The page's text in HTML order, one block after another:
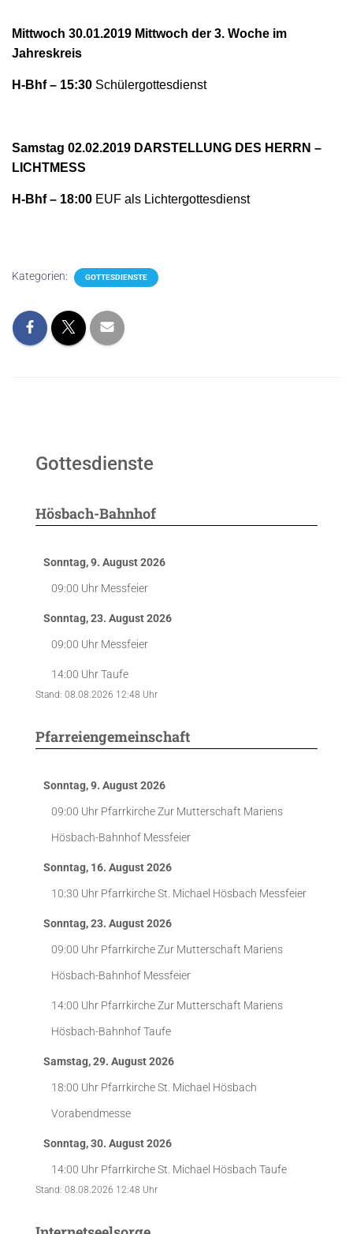
Mittwoch 30.01.2019 Mittwoch der 3. Woche im
Jahreskreis
H-Bhf – 15:30 Schülergottesdienst
Samstag 02.02.2019 DARSTELLUNG DES HERRN –
LICHTMESS
H-Bhf – 18:00 EUF als Lichtergottesdienst
Kategorien: GOTTESDIENSTE
Gottesdienste
Hösbach-Bahnhof
Sonntag, 9. August 2026
09:00 Uhr Messfeier
Sonntag, 23. August 2026
09:00 Uhr Messfeier
14:00 UhrTaufe
Stand: 08.08.2026 12:48 Uhr
Pfarreiengemeinschaft
Sonntag, 9. August 2026
09:00 Uhr Pfarrkirche Zur Mutterschaft Mariens
Hösbach-Bahnhof Messfeier
Sonntag, 16. August 2026
10:30 Uhr Pfarrkirche St. Michael Hösbach Messfeier
Sonntag, 23. August 2026
09:00 Uhr Pfarrkirche Zur Mutterschaft Mariens
Hösbach-Bahnhof Messfeier
14:00 Uhr Pfarrkirche Zur Mutterschaft Mariens
Hösbach-BahnhofTaufe
Samstag, 29. August 2026
18:00 Uhr Pfarrkirche St. Michael Hösbach
Vorabendmesse
Sonntag, 30. August 2026
14:00 Uhr Pfarrkirche St. Michael Hösbach Taufe
Stand: 08.08.2026 12:48 Uhr